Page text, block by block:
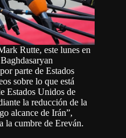
Rutte, este lunes en
parte de Estados
sobre lo que está
Estados Unidos de
la reducción de la
alcance de Irán”,
la cumbre de Ereván.